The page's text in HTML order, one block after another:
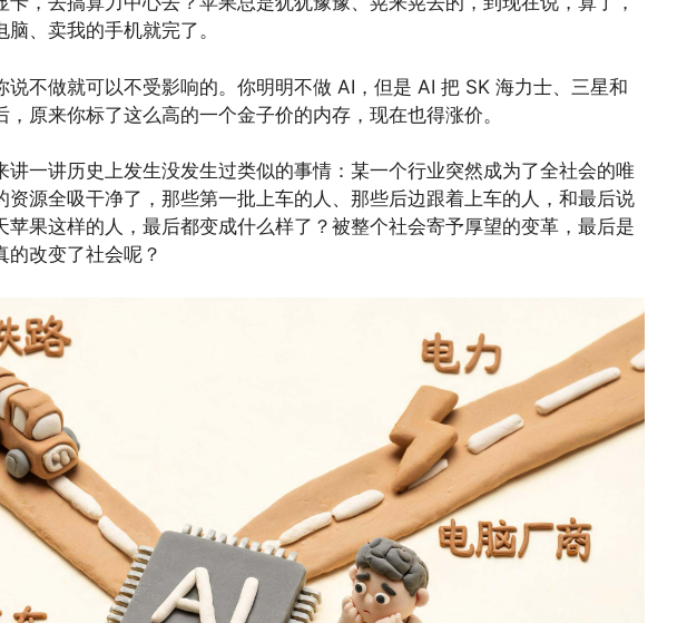
、卖我的手机就完了。
说不做就可以不受影响的。你明明不做 AI，但是 AI 把 SK 海力士、三星和
原来你标了这么高的一个金子价的内存，现在也得涨价。
讲一讲历史上发生没发生过类似的事情：某一个行业突然成为了全社会的唯
资源全吸干净了，那些第一批上车的人、那些后边跟着上车的人，和最后说
苹果这样的人，最后都变成什么样了？被整个社会寄予厚望的变革，最后是
的改变了社会呢？